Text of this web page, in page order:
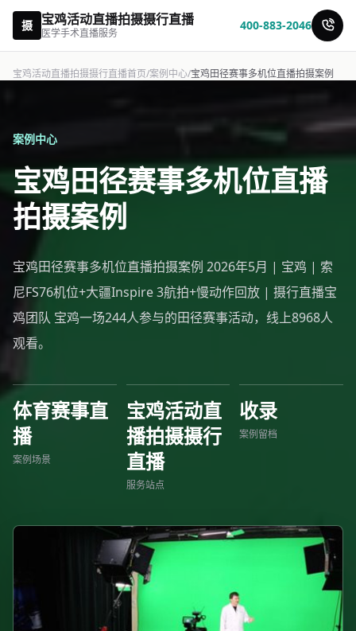
摄 宝鸡活动直播拍摄摄行直播
医学手术直播服务
400-883-2046
宝鸡活动直播拍摄摄行直播首页/案例中心/宝鸡田径赛事多机位直播拍摄案例
案例中心
宝鸡田径赛事多机位直播
拍摄案例
宝鸡田径赛事多机位直播拍摄案例 2026年5月 | 宝鸡 | 索
尼FS76机位+大疆Inspire 3航拍+慢动作回放 | 摄行直播宝
鸡团队 宝鸡一场244人参与的田径赛事活动，线上8968人
观看。
体育赛事直
播
案例场景
宝鸡活动直
播拍摄摄行
直播
服务站点
收录
案例留档